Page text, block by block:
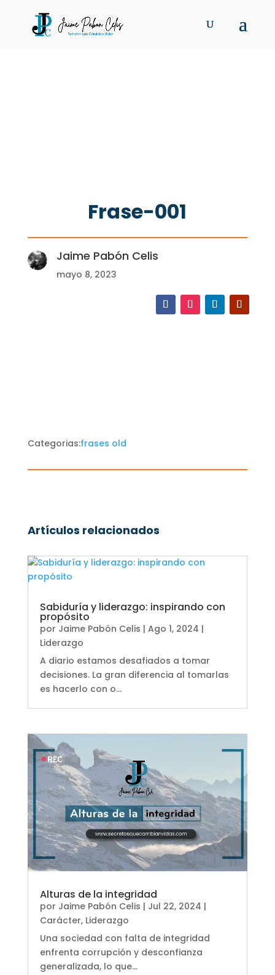
Frase-001
Jaime Pabón Celis
mayo 8, 2023
Categorias:frases old
Artículos relacionados
Sabiduría y liderazgo: inspirando con
propósito
por Jaime Pabón Celis | Ago 1, 2024 |
Liderazgo
A diario estamos desafiados a tomar
decisiones. La gran diferencia al tomarlas
es hacerlo con o...
Alturas de la integridad
por Jaime Pabón Celis | Jul 22, 2024 |
Carácter, Liderazgo
Una sociedad con falta de integridad
enfrenta corrupción y desconfianza
generalizada, lo que...